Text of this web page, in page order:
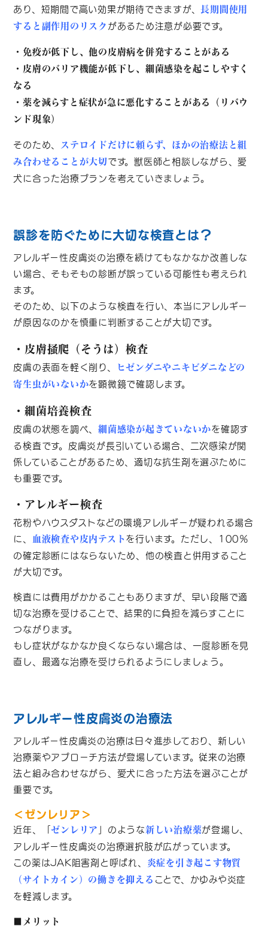
あり、短期間で高い効果が期待できますが、長期間使用
すると副作用のリスク があるため注意が必要です。
・免疫が低下し、他の皮膚病を併発することがある
・皮膚のバリア機能が低下し、細菌感染を起こしやすく
なる
・薬を減らすと症状が急に悪化することがある（リバウ
ンド現象）
そのため、
ステロイドだけに頼らず、ほかの治療法と組
み合わせることが大切です。獣医師と相談しながら、愛
犬に合った治療プランを考えていきましょう。
誤診を防ぐために大切な検査とは？
アレルギー性皮膚炎の治療を続けてもなかなか改善しな
い場合、そもそもの診断が誤っている可能性も考えられ
ます。
そのため、以下のような検査を行い、本当にアレルギー
が原因なのかを慎重に判断することが大切です。
・皮膚掻爬（そうは）検査
皮膚の表面を軽く削り、
ヒゼンダニやニキビダニなどの
寄生虫がいないかを顕微鏡で確認します。
・細菌培養検査
皮膚の状態を調べ、細菌感染が起きていないかを確認す
る検査です。皮膚炎が長引いている場合、二次感染が関
係していることがあるため、適切な抗生剤を選ぶために
も重要です。
・アレルギー検査
花粉やハウスダストなどの環境アレルギーが疑われる場合
に、
血液検査や皮内テスト を行います。ただし、100％
の確定診断にはならないため、他の検査と併用すること
が大切です。
検査には費用がかかることもありますが、早い段階で適
切な治療を受けることで、結果的に負担を減らすことに
つながります。
もし症状がなかなか良くならない場合は、一度診断を見
直し、最適な治療を受けられるようにしましょう。
アレルギー性皮膚炎の治療法
アレルギー性皮膚炎の治療は日々進歩しており、新しい
治療薬やアプローチ方法が登場しています。従来の治療
法と組み合わせながら、愛犬に合った方法を選ぶことが
重要です。
＜ゼンレリア＞
近年、「ゼンレリア 」のような新しい治療薬が登場し、
アレルギー性皮膚炎の治療選択肢が広がっています。
この薬はJAK阻害剤と呼ばれ、
炎症を引き起こす物質
（サイトカイン）の働きを抑える ことで、かゆみや炎症
を軽減します。
■メリット